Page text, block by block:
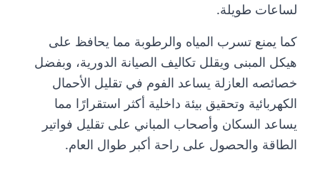
لساعات طويلة.
كما يمنع تسرب المياه والرطوبة مما يحافظ على
هيكل المبنى ويقلل تكاليف الصيانة الدورية، وبفضل
خصائصه العازلة يساعد الفوم في تقليل الأحمال
الكهربائية وتحقيق بيئة داخلية أكثر استقرارًا مما
يساعد السكان وأصحاب المباني على تقليل فواتير
الطاقة والحصول على راحة أكبر طوال العام.